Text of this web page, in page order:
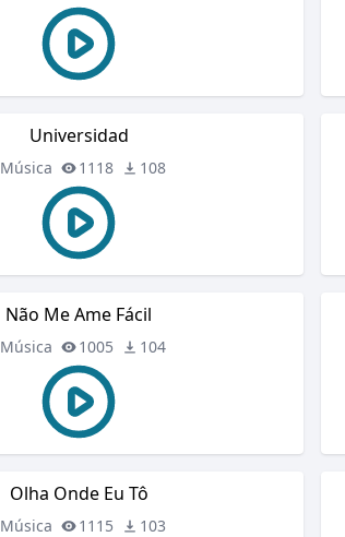
Universidad
Música 1118 108
Não Me Ame Fácil
Música 1005 104
Olha Onde Eu Tô
Música 1115 103